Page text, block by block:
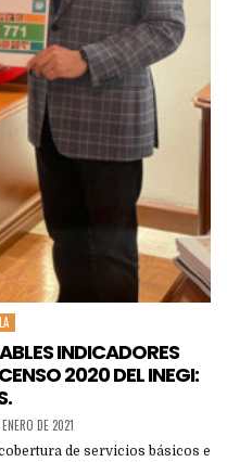
INDICADORES
2020 DEL INEGI:
DE 2021
de servicios básicos e